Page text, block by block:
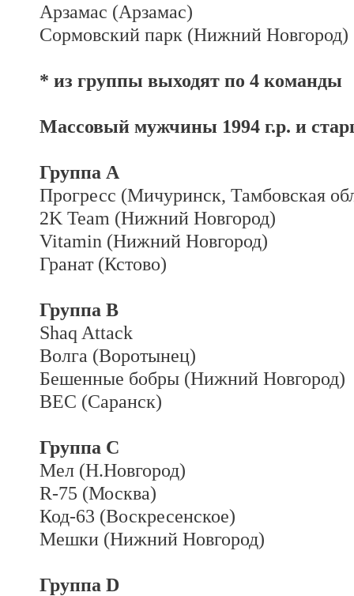
Арзамас (Арзамас)
Сормовский парк (Нижний Новгород)
* из группы выходят по 4 команды
Массовый мужчины 1994 г.р. и
Группа А
Прогресс (Мичуринск, Тамбовская
2K Team (Нижний Новгород)
Vitamin (Нижний Новгород)
Гранат (Кстово)
Группа B
Shaq Attack
Волга (Воротынец)
Бешенные бобры (Нижний Новгород)
ВЕС (Саранск)
Группа C
Мел (Н.Новгород)
R-75 (Москва)
Код-63 (Воскресенское)
Мешки (Нижний Новгород)
Группа D